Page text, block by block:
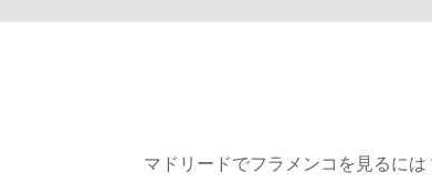
マドリードでフラメンコを見るには